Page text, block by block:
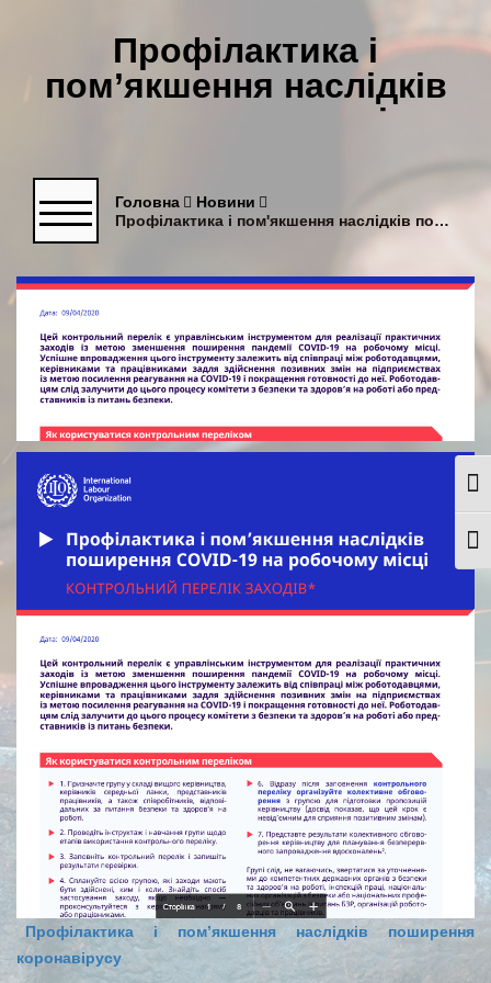
Профілактика і
пом’якшення наслідків
поширення коронавірусу
Головна
Новини
Профілактика і пом'якшення наслідків поширення коронавірусу
Профілактика і пом’якшення наслідків поширення
коронавірусу